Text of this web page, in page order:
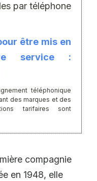
par téléphone
être mis en
service :
téléphonique
des marques et des
tarifaires sont
compagnie
en 1948, elle